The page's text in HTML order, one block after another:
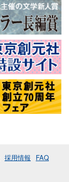
採用情報
FAQ